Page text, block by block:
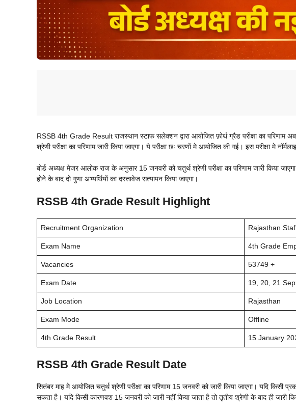
RSSB 4th Grade Result राजस्थान स्टाफ सलेक्शन द्वारा आयोजित फ़ोर्थ ग्रैड परीक्षा का परिणाम
श्रेणी परीक्षा का परिणाम जारी किया जाएगा। ये परीक्षा छः चरणों मे आयोजित की गई। इस परीक्षा मे
बोर्ड अध्यक्ष मेजर आलोक राज के अनुसार 15 जनवरी को चतुर्थ श्रेणी परीक्षा का परिणाम जारी किया
होने के बाद दो गुणा अभ्यर्थियों का दस्तावेज सत्यापन किया जाएगा।
RSSB 4th Grade Result Highlight
Recruitment Organization Rajasthan
Exam Name 4th Grade
Vacancies 53749 +
Exam Date 19, 20, 21
Job Location Rajasthan
Exam Mode Offline
4th Grade Result 15 January
RSSB 4th Grade Result Date
सितंबर माह मे आयोजित चतुर्थ श्रेणी परीक्षा का परिणाम 15 जनवरी को जारी किया जाएगा। यदि किसी
सकता है। यदि किसी कारणवश 15 जनवरी को जारी नहीं किया जाता है तो तृतीय श्रेणी के बाद ही जारी